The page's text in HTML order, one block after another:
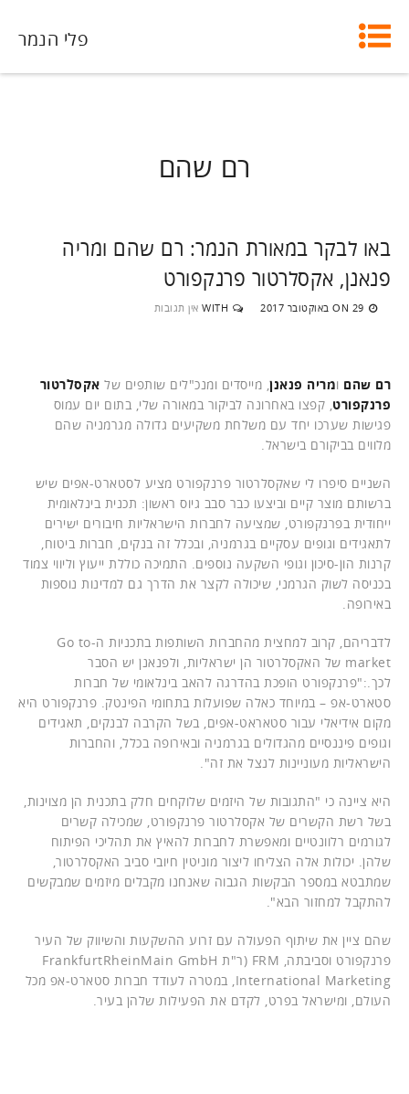
פלי הנמר
רם שהם
באו לבקר במאורת הנמר: רם שהם ומריה
פנאנן, אקסלרטור פרנקפורט
ON 29 באוקטובר 2017 WITH אין תגובות
רם שהם ומריה פנאנן, מייסדים ומנכ"לים שותפים של אקסלרטור
פרנקפורט, קפצו באחרונה לביקור במאורה שלי, בתום יום עמוס
פגישות שערכו יחד עם משלחת משקיעים גדולה מגרמניה שהם
מלווים בביקורם בישראל.
השניים סיפרו לי שאקסלרטור פרנקפורט מציע לסטארט-אפים שיש
ברשותם מוצר קיים וביצעו כבר סבב גיוס ראשון: תכנית בינלאומית
ייחודית בפרנקפורט, שמציעה לחברות הישראליות חיבורים ישירים
לתאגידים וגופים עסקיים בגרמניה, ובכלל זה בנקים, חברות ביטוח,
קרנות הון-סיכון וגופי השקעה נוספים. התמיכה כוללת ייעוץ וליווי צמוד
בכניסה לשוק הגרמני, שיכולה לקצר את הדרך גם למדינות נוספות
באירופה.
לדבריהם, קרוב למחצית מהחברות השותפות בתכניות ה-Go to
market של האקסלרטור הן ישראליות, ולפנאנן יש הסבר
לכך.:"פרנקפורט הופכת בהדרגה להאב בינלאומי של חברות
סטארט-אפ – במיוחד כאלה שפועלות בתחומי הפינטק. פרנקפורט היא
מקום אידיאלי עבור סטאראט-אפים, בשל הקרבה לבנקים, תאגידים
וגופים פיננסיים מהגדולים בגרמניה ובאירופה בכלל, והחברות
הישראליות מעוניינות לנצל את זה".
היא ציינה כי "התגובות של היזמים שלוקחים חלק בתכנית הן מצוינות,
בשל רשת הקשרים של אקסלרטור פרנקפורט, שמכילה קשרים
לגורמים רלוונטיים ומאפשרת לחברות להאיץ את תהליכי הפיתוח
שלהן. יכולות אלה הצליחו ליצור מוניטין חיובי סביב האקסלרטור,
שמתבטא במספר הבקשות הגבוה שאנחנו מקבלים מיזמים שמבקשים
להתקבל למחזור הבא".
שהם ציין את שיתוף הפעולה עם זרוע ההשקעות והשיווק של העיר
פרנקפורט וסביבתה, FRM (ר"ת FrankfurtRheinMain GmbH
International Marketing, במטרה לעודד חברות סטארט-אפ מכל
העולם, ומישראל בפרט, לקדם את הפעילות שלהן בעיר.